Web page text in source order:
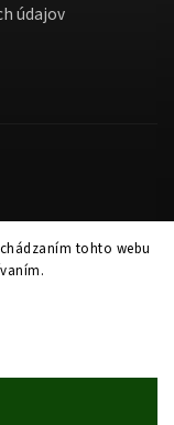
tohto webu
údajov
práva vyhradené.